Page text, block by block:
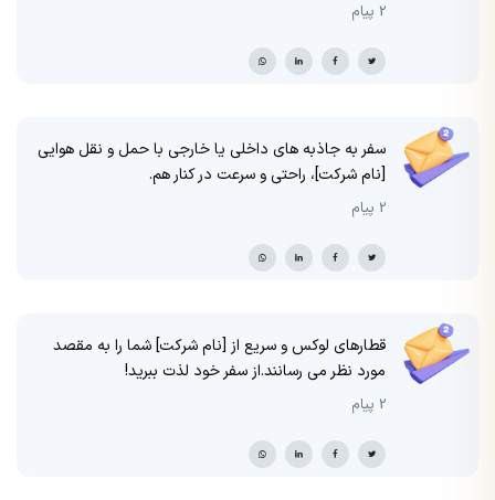
2 پیام
سفر به جاذبه های داخلی یا خارجی با حمل و نقل هوایی
[نام شرکت]، راحتی و سرعت در کنار هم.
2 پیام
قطارهای لوکس و سریع از [نام شرکت] شما را به مقصد
مورد نظر می رسانند.از سفر خود لذت ببرید!
2 پیام